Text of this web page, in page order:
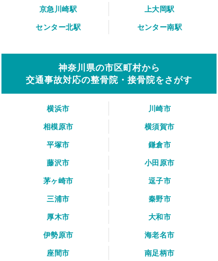
京急川崎駅
上大岡駅
センター北駅
センター南駅
神奈川県の市区町村から
交通事故対応の整骨院・接骨院をさがす
横浜市
川崎市
相模原市
横須賀市
平塚市
鎌倉市
藤沢市
小田原市
茅ヶ崎市
逗子市
三浦市
秦野市
厚木市
大和市
伊勢原市
海老名市
座間市
南足柄市